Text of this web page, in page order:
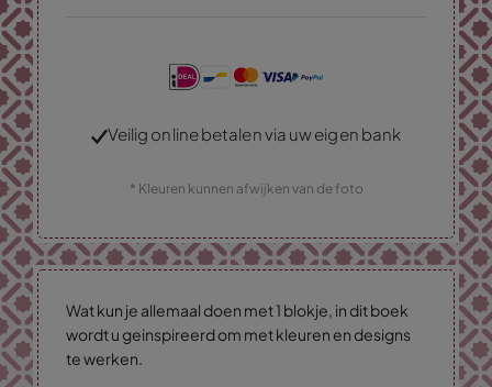
Veilig online betalen via uw eigen bank
* Kleuren kunnen afwijken van de foto
Wat kun je allemaal doen met 1 blokje, in dit boek
wordt u geinspireerd om met kleuren en designs
te werken.